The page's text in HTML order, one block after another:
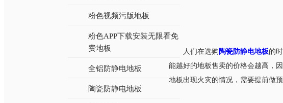
粉色视频污版地板
粉色APP下载安装无限看免
费地板
全铝防静电地板
陶瓷防静电地板
人们在选购 陶瓷防静电地板的时
能越好的地板售卖的价格会越高，
地板出现火灾的情况，需要提前做预防